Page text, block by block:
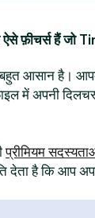
फ़ीचर्स हैं
बहुत आसान है।
में अपनी
प्रीमियम
देता है कि आप